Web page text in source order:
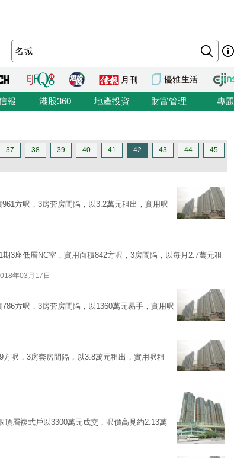
報 港股360 地產投資 財富管理 專題
37 38 39 40 41 42 43 44 45
方呎，3房套房間隔，以3.2萬元租出，實用呎
1期3座低層NC室，實用面積842方呎，3房間隔，以每月2.7萬元租
年03月17日
方呎，3房套房間隔，以1360萬元易手，實用呎
方呎，3房套房間隔，以3.8萬元租出，實用呎租
頂層複式戶以3300萬元成交，呎價高見約2.13萬